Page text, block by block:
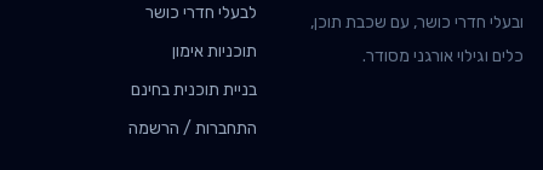
ובעלי חדרי כושר, עם שכבת תוכן,
כלים וגילוי אורגני מסודר.
לבעלי חדרי כושר
תוכניות אימון
בניית תוכנית בחינם
התחברות / הרשמה